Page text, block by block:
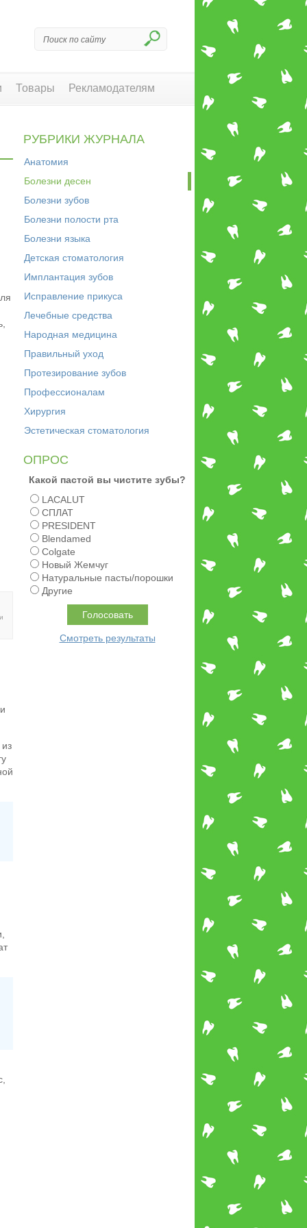
Товары Рекламодателям
РУБРИКИ ЖУРНАЛА
Анатомия
Болезни десен
Болезни зубов
Болезни полости рта
Болезни языка
Детская стоматология
Имплантация зубов
Исправление прикуса
Лечебные средства
Народная медицина
Правильный уход
Протезирование зубов
Профессионалам
Хирургия
Эстетическая стоматология
ОПРОС
Какой пастой вы чистите зубы?
LACALUT
СПЛАТ
PRESIDENT
Blendamed
Colgate
Новый Жемчуг
Натуральные пасты/порошки
Другие
Смотреть результаты